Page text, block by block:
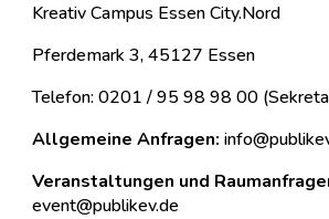
Kreativ Campus Essen City.Nord
Pferdemark 3, 45127 Essen
Telefon: 0201 / 95 98 98 00
Allgemeine Anfragen:
Veranstaltungen und
event@publikev.de